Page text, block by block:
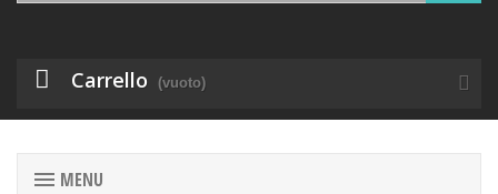
Carrello (vuoto)
MENU